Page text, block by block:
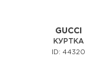
GUCCI
КУРТКА
ID: 44320